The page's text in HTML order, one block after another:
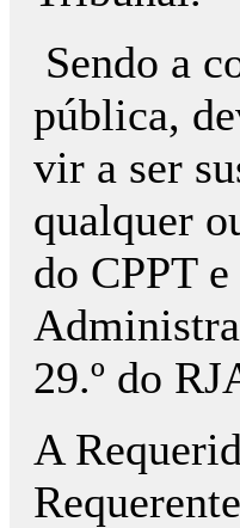
Sendo a
pública,
vir a ser
qualquer
do CPPT
29.º do
A